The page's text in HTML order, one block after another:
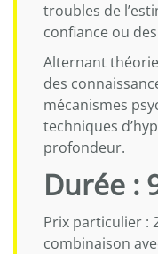
troubles de
confiance ou
Alternant
des
mécanismes
techniques
profondeur.
Durée :
Prix particulier :
combinaison